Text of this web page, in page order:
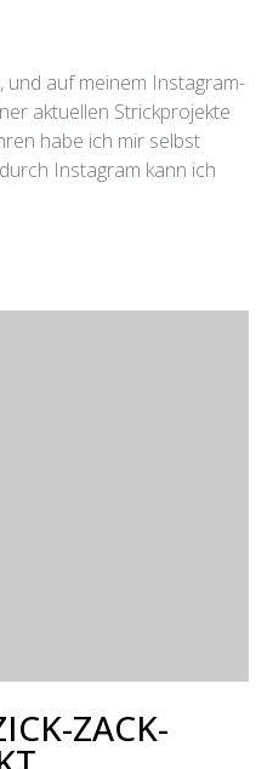
und auf meinem Instagram-
aktuellen Strickprojekte
habe ich mir selbst
Instagram kann ich
ZACK-